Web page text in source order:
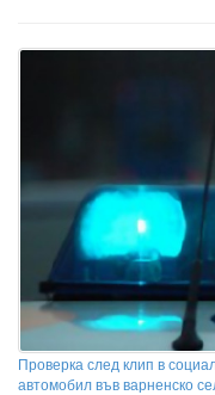
Проверка след клип в
автомобил във варненско